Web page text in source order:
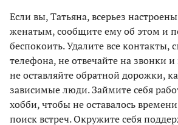
Если вы, Татьяна, всерьез настроены
женатым, сообщите ему об этом и
беспокоить. Удалите все контакты,
телефона, не отвечайте на звонки
не оставляйте обратной дорожки,
зависимые люди. Займите себя
хобби, чтобы не оставалось
поиск встреч. Окружите себя